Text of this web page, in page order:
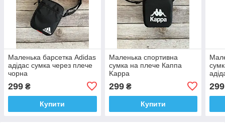
Маленька барсетка Adidas
адідас сумка через плече
чорна
299 ₴
Купити
Маленька спортивна
сумка на плече Каппа
Kappa
299₴
Купити
299